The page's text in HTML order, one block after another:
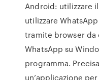
Android: utilizzare
utilizzare
tramite browser da
WhatsApp su
programma.
un’applicazione